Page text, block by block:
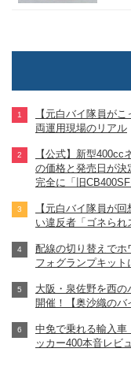
【元白バイ隊員が
両運用現場のリアル
【公式】新型400cc
の価格と発売日が決
完全に「旧
【元白バイ隊員が
い違反者「ゴネられ
配線の切り替えでホ
フォグランプキッ
大阪・泉佐野を西
開催！【奥沙織のバ
中免で乗れる輸入
ッカー400本音レビ